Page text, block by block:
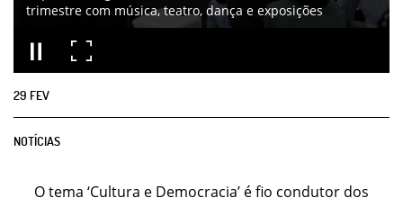
trimestre com música, teatro, dança e exposições
29 FEV
NOTÍCIAS
O tema ‘Cultura e Democracia’ é fio condutor dos